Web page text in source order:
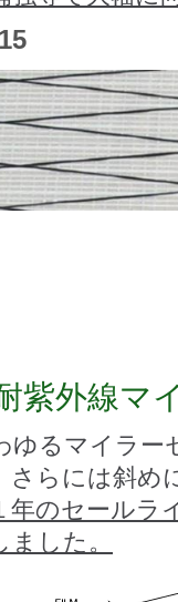
紫外線マ
ゆるマイラー
さらには斜め
年のセールラ
ました。